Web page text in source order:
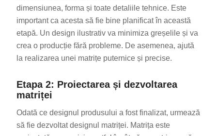
dimensiunea, forma și toate detaliile tehnice. Este
important ca acesta să fie bine planificat în această
etapă. Un design ilustrativ va minimiza greșelile și va
crea o producție fără probleme. De asemenea, ajută
la realizarea unei matrițe puternice și precise.
Etapa 2: Proiectarea și dezvoltarea
matriței
Odată ce designul produsului a fost finalizat, urmează
să fie dezvoltat designul matriței. Matrița este